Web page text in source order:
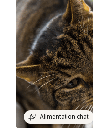
Alimentation chat